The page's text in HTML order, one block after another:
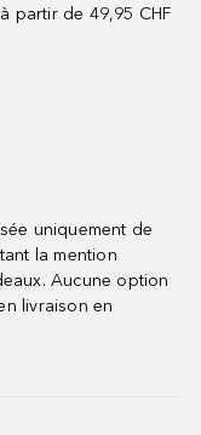
partir de 49,95 CHF
uniquement de
la mention
Aucune option
livraison en